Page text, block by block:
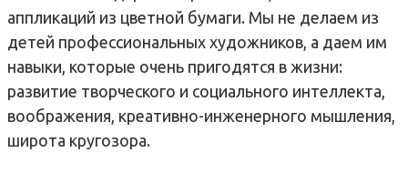
аппликаций из цветной бумаги. Мы не делаем из
детей профессиональных художников, а даем им
навыки, которые очень пригодятся в жизни:
развитие творческого и социального интеллекта,
воображения, креативно-инженерного мышления,
широта кругозора.